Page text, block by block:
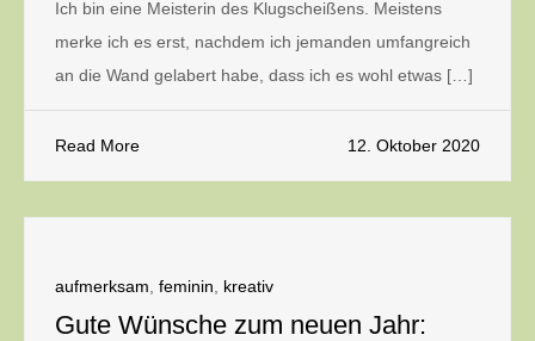
Ich bin eine Meisterin des Klugscheißens. Meistens
merke ich es erst, nachdem ich jemanden umfangreich
an die Wand gelabert habe, dass ich es wohl etwas […]
Read More 12. Oktober 2020
aufmerksam feminin kreativ
Gute Wünsche zum neuen Jahr: